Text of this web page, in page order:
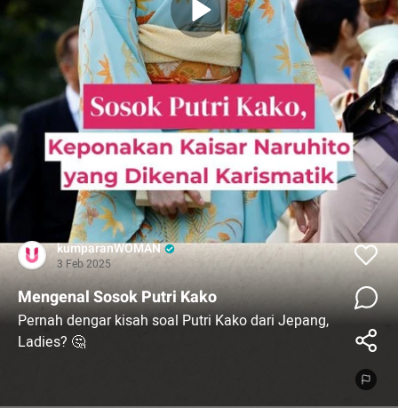
kumparanWOMAN
3 Feb 2025
Mengenal Sosok Putri Kako
Pernah dengar kisah soal Putri Kako dari Jepang,
Ladies? 🤔